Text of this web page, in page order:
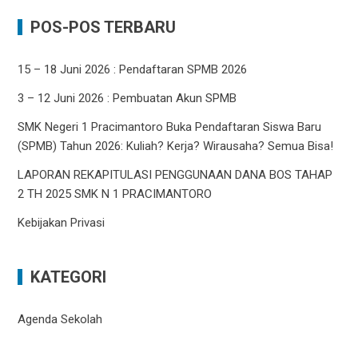
POS-POS TERBARU
15 – 18 Juni 2026 : Pendaftaran SPMB 2026
3 – 12 Juni 2026 : Pembuatan Akun SPMB
SMK Negeri 1 Pracimantoro Buka Pendaftaran Siswa Baru
(SPMB) Tahun 2026: Kuliah? Kerja? Wirausaha? Semua Bisa!
LAPORAN REKAPITULASI PENGGUNAAN DANA BOS TAHAP
2 TH 2025 SMK N 1 PRACIMANTORO
Kebijakan Privasi
KATEGORI
Agenda Sekolah